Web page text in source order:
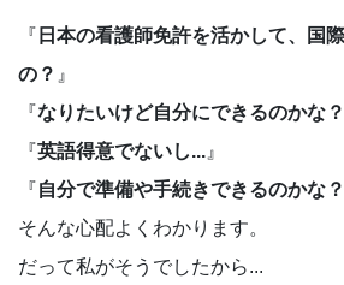
『 日本の看護師免許を活かして、国
の？ 』
『なりたいけど自分にできるのかな？
『英語得意でないし... 』
『自分で準備や手続きできるのかな？
そんな心配よくわかります。
だって私がそうでしたから...